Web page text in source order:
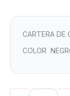
CARTERA DE
COLOR